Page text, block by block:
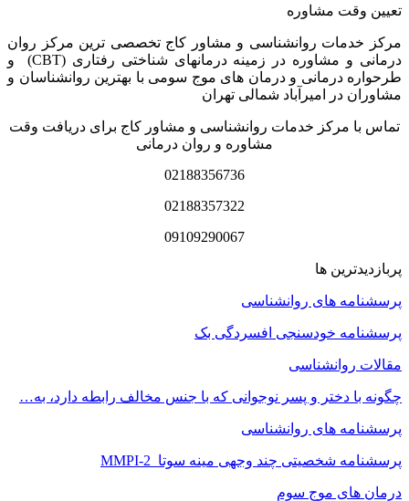
تعیین وقت مشاوره
مرکز خدمات روانشناسی و مشاور کاج تخصصی‏ ترین مرکز روان
درمانی و مشاوره در زمینه درمان‏های شناختی رفتاری (CBT) و
طرحواره درمانی و درمان های موج سومی با بهترین روانشناسان و
مشاوران در امیرآباد شمالی تهران
تماس با مرکز خدمات روانشناسی و مشاور کاج برای دریافت وقت
مشاوره و روان درمانی
02188356736
02188357322
09109290067
پربازدیدترین ها
پرسشنامه های روانشناسی
پرسشنامه خودسنجی افسردگی بک
مقالات روانشناسی
چگونه با دختر و پسر نوجوانی که با جنس مخالف رابطه دارد، به…
پرسشنامه های روانشناسی
پرسشنامه شخصیتی چند وجهی مینه سوتا MMPI-2
درمان های موج سوم